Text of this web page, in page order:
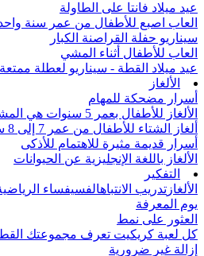
عيد ميلاد فانتا على الطاولة
العاب اصبع للأطفال من عمر سنة
سيناريو حفلة القراصنة الكبار
العاب للأطفال أثناء المشي
عيد ميلاد القطة - سيناريو لعطلة ممتعة
الألغاز
أسرار مضحكة للمهام
الألغاز للأطفال بعمر 5 سنوات هي المشاكل الأكثر متعة وإثارة للاهتمام من جميع أنحاء العالم
ألغاز الشتاء للأطفال من عمر 7 إلى 8 سنوات - 30 مشكلة ممتعة
أسرار قديمة مثيرة للاهتمام للأذكى
الألغاز باللغة الإنجليزية عن الحيوانات
التفكير
الألغاز تدريب الانتباهالفسيفساء
يوم المعرفة
العثور على نمط
كل لعبة كريكيت تعرف مجموعتك
إزالة غير ضرورية